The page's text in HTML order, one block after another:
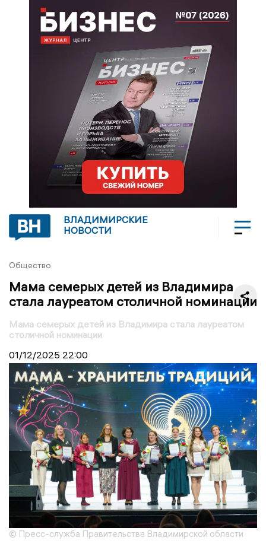
ВЛАДИМИРСКИЕ
НОВОСТИ
Общество
Мама семерых детей из Владимира
стала лауреатом столичной номинации
Мама семерых детей из Владимира стала лауреатом
столичной номинации
01/12/2025 22:00
© Пресс-служба Правительства Владимирской области